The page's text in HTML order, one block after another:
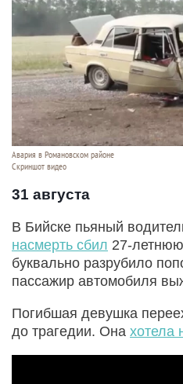
Авария в Романовском районе
Скриншот видео
31 августа
В Бийске пьяный
насмерть сбил 27-
буквально разрубило
пассажир автомобиля
Погибшая девушка
до трагедии. Она хотела